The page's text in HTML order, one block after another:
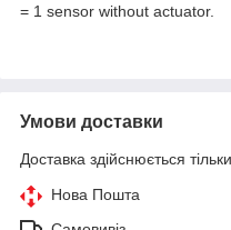
= 1 sensor without actuator.
Умови доставки
Доставка здійснюється
Нова Пошта